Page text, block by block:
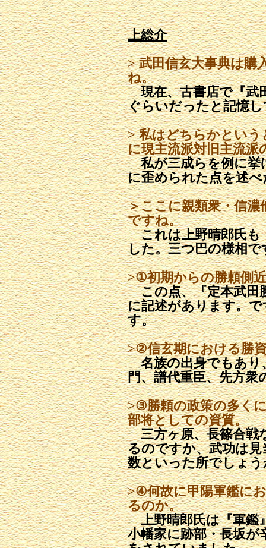
上総介
> 武田信玄大事典は購
ね。
現在、古書店で『武
ぐらいだったと記憶
> 私はどちらかという
に現主流派対旧主流
私が三成らを例に挙
に歪められた点を述
＞ここに親類衆・信
ですね。
これは上野晴郎氏も
した。三つ巴の様相で
>①初期からの勝頼側
この点、『定本武田
に記述があります。
す。
>②信玄期における勝
名族の出身でもあり
門、譜代重臣、先方衆
>③勝頼の政策の多く
部将としての資質。
三方ヶ原、長篠合戦
るのですか、武功は
数といった所でしょう
>④何故に甲陽軍鑑に
るのか。
上野晴郎氏は『軍鑑
小幡家に跡部・長坂